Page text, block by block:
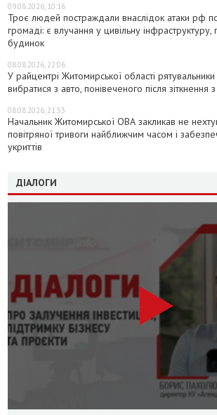
09.08.2026, 10:16
Троє людей постраждали внаслідок атаки рф
громаді: є влучання у цивільну інфраструктуру,
будинок
08.08.2026, 22:06
У райцентрі Житомирської області
вибратися з авто, понівеченого після зіткнення
08.08.2026, 21:53
Начальник Житомирської ОВА закликав не
повітряної тривоги найближчим часом і
укриттів
ДІАЛОГИ